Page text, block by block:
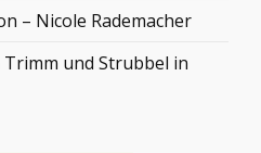
– Nicole Rademacher
und Strubbel in